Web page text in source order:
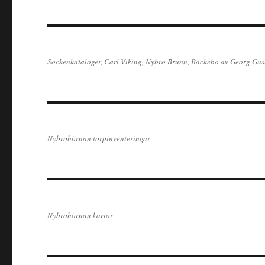
Sockenkataloger, Carl Viking, Nybro Brunn, Bäckebo av Georg
Nybrohörnan torpinventeringar
Nybrohörnan kartor